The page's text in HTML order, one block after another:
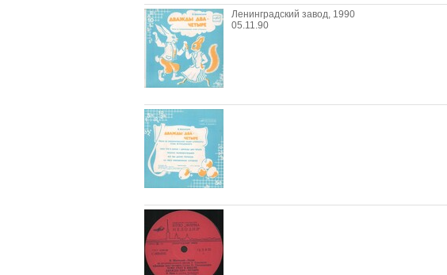
Ленинградский завод, 1990
05.11.90